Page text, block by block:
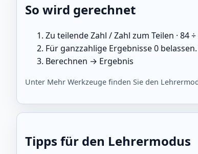
So wird gerechnet
Zu teilende Zahl / Zahl zum Teilen · 84 ÷
Für ganzzahlige Ergebnisse 0
Berechnen → Ergebnis
Unter Mehr Werkzeuge finden Sie den
Tipps für den Lehrermodus